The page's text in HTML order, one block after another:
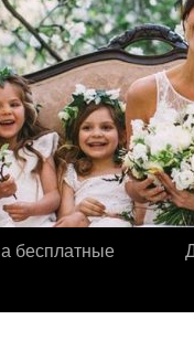
бесплатные